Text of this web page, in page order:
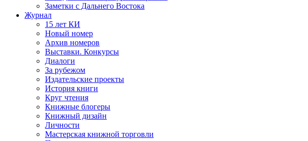
Заметки с Дальнего Востока
Журнал
15 лет КИ
Новый номер
Архив номеров
Выставки. Конкурсы
Диалоги
За рубежом
Издательские проекты
История книги
Круг чтения
Книжные блогеры
Книжный дизайн
Личности
Мастерская книжной торговли